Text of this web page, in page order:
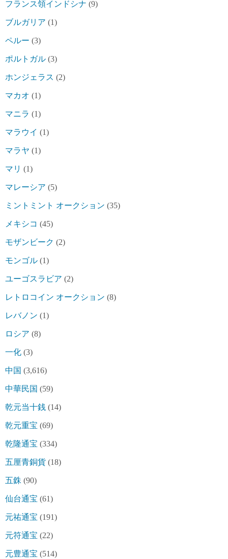
フランス領インドシナ (9)
ブルガリア (1)
ペルー (3)
ポルトガル (3)
ホンジェラス (2)
マカオ (1)
マニラ (1)
マラウイ (1)
マラヤ (1)
マリ (1)
マレーシア (5)
ミントミント オークション (35)
メキシコ (45)
モザンビーク (2)
モンゴル (1)
ユーゴスラビア (2)
レトロコイン オークション (8)
レバノン (1)
ロシア (8)
一化 (3)
中国 (3,616)
中華民国 (59)
乾元当十銭 (14)
乾元重宝 (69)
乾隆通宝 (334)
五厘青銅貨 (18)
五銖 (90)
仙台通宝 (61)
元祐通宝 (191)
元符通宝 (22)
元豊通宝 (514)